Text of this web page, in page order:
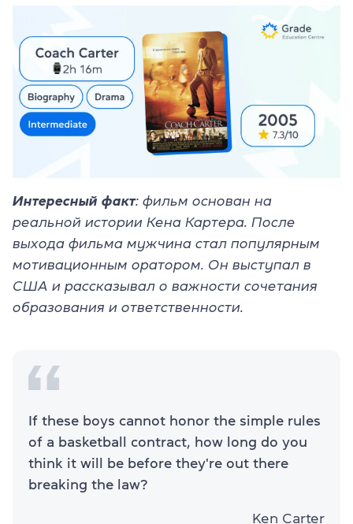
Интересный факт: фильм основан на
реальной истории Кена Картера. После
выхода фильма мужчина стал популярным
мотивационным оратором. Он выступал в
США и рассказывал о важности сочетания
образования и ответственности.
If these boys cannot honor the simple rules
of a basketball contract, how long do you
think it will be before they're out there
breaking the law?
Ken Carter